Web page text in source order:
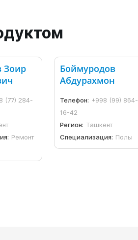
Зоир
(77) 284-
Ремонт
Боймуродов
Абдурахмон
Телефон: +998 (99) 864-
16-42
Регион: Ташкент
Специализация: Полы